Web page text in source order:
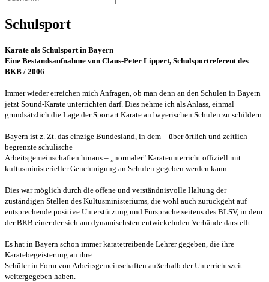
Schulsport
Karate als Schulsport in Bayern
Eine Bestandsaufnahme von Claus-Peter Lippert, Schulsportreferent des
BKB / 2006
Immer wieder erreichen mich Anfragen, ob man denn an den Schulen in Bayern
jetzt Sound-Karate unterrichten darf. Dies nehme ich als Anlass, einmal
grundsätzlich die Lage der Sportart Karate an bayerischen Schulen zu schildern.
Bayern ist z. Zt. das einzige Bundesland, in dem – über örtlich und zeitlich
begrenzte schulische
Arbeitsgemeinschaften hinaus – „normaler" Karateunterricht offiziell mit
kultusministerieller Genehmigung an Schulen gegeben werden kann.
Dies war möglich durch die offene und verständnisvolle Haltung der
zuständigen Stellen des Kultusministeriums, die wohl auch zurückgeht auf
entsprechende positive Unterstützung und Fürsprache seitens des BLSV, in dem
der BKB einer dersich am dynamischsten entwickelnden Verbände darstellt.
Es hat in Bayern schon immer karatetreibende Lehrer gegeben, die ihre
Karatebegeisterung an ihre
Schüler in Form von Arbeitsgemeinschaften außerhalb der Unterrichtszeit
weitergegeben haben.